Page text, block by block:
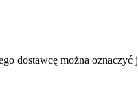
dostawcę można